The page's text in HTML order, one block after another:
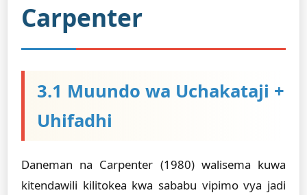
Carpenter
3.1 Muundo wa Uchakataji +
Uhifadhi
Daneman na Carpenter (1980) walisema kuwa
kitendawili kilitokea kwa sababu vipimo vya jadi